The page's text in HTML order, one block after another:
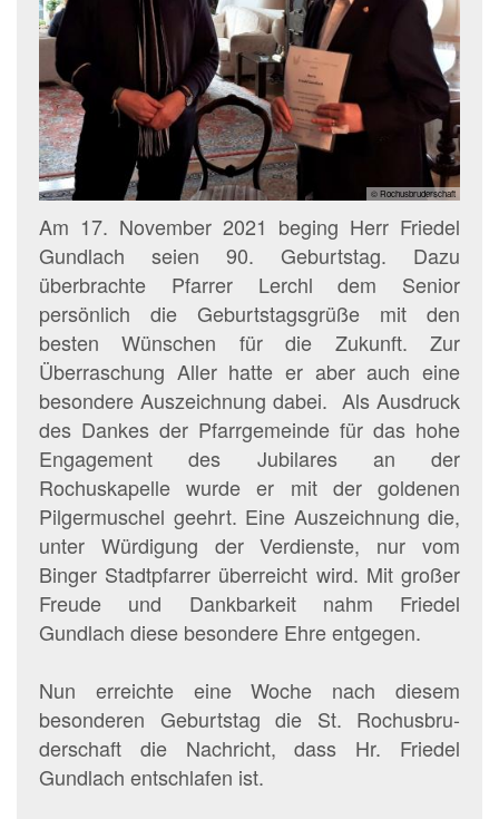
© Rochusbruderschaft
Am 17. November 2021 beging Herr Friedel
Gundlach seien 90. Geburtstag. Dazu
überbrachte Pfarrer Lerchl dem Senior
persönlich die Geburtstagsgrüße mit den
besten Wünschen für die Zukunft. Zur
Überraschung Aller hatte er aber auch eine
besondere Auszeichnung dabei. Als Ausdruck
des Dankes der Pfarrgemeinde für das hohe
Engagement des Jubilares an der
Rochuskapelle wurde er mit der goldenen
Pilgermuschel geehrt. Eine Auszeichnung die,
unter Würdigung der Verdienste, nur vom
Binger Stadtpfarrer überreicht wird. Mit großer
Freude und Dankbarkeit nahm Friedel
Gundlach diese besondere Ehre entgegen.
Nun erreichte eine Woche nach diesem
besonderen Geburtstag die St. Rochusbru-
derschaft die Nachricht, dass Hr. Friedel
Gundlach entschlafen ist.